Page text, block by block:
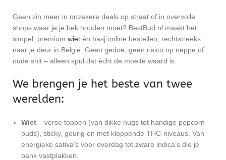
Geen zin meer in onzekere deals op straat of in overvolle
shops waar je je bek houden moet? BestBud.nl maakt het
simpel: premium wiet én hasj online bestellen, rechtstreeks
naar je deur in België. Geen gedoe, geen risico op neppe of
oude shit – alleen spul dat écht de moeite waard is.
We brengen je het beste van twee
werelden:
Wiet – verse toppen (van dikke nugs tot handige popcorn
buds), sticky, geurig en met kloppende THC-niveaus. Van
energieke sativa’s voor overdag tot zware indica’s die je
bank vastplakken.